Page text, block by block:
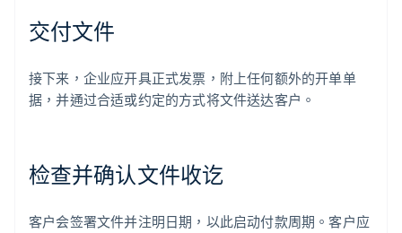
交付文件
接下来，企业应开具正式发票，附上任何额外的开单单
据，并通过合适或约定的方式将文件送达客户。
检查并确认文件收讫
客户会签署文件并注明日期，以此启动付款周期。客户应